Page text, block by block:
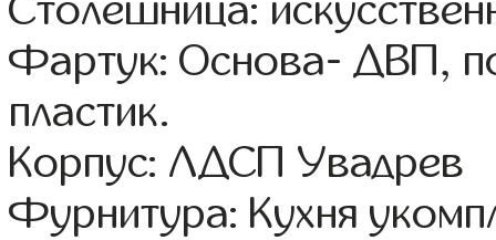
Столешница:
Фартук: Основа- ДВП,
пластик.
Корпус: ЛДСП Увадрев
Фурнитура: Кухня